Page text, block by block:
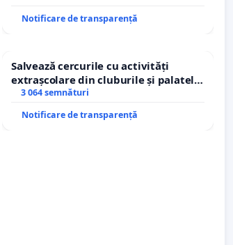
Notificare de transparență
Salvează cercurile cu activități
extrașcolare din cluburile și palatele
copiilor
3 064 semnături
Notificare de transparență